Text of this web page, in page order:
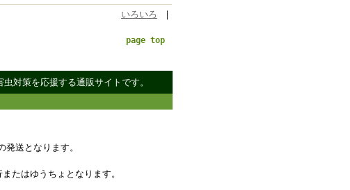
いろいろ ｜
page top
策を応援する通販サイトです。
発送となります。
たはゆうちょとなります。